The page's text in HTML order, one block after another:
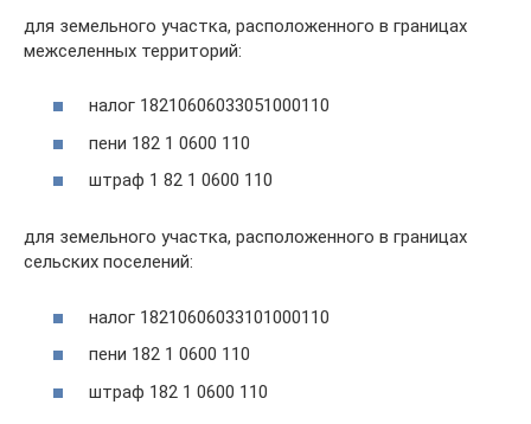
для земельного участка, расположенного в границах
межселенных территорий:
налог 18210606033051000110
пени 182 1 0600 110
штраф 1 82 1 0600 110
для земельного участка, расположенного в границах
сельских поселений:
налог 18210606033101000110
пени 182 1 0600 110
штраф 182 1 0600 110